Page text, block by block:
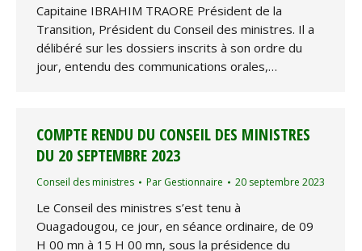
Capitaine IBRAHIM TRAORE Président de la
Transition, Président du Conseil des ministres. Il a
délibéré sur les dossiers inscrits à son ordre du
jour, entendu des communications orales,…
COMPTE RENDU DU CONSEIL DES MINISTRES
DU 20 SEPTEMBRE 2023
Conseil des ministres Par Gestionnaire 20 septembre 2023
Le Conseil des ministres s’est tenu à
Ouagadougou, ce jour, en séance ordinaire, de 09
H 00 mn à 15 H 00 mn, sous la présidence du